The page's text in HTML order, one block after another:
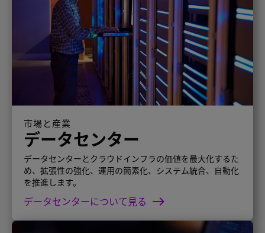
市場と産業
データセンター
データセンターとクラウドインフラの価値を最大化するた
め、拡張性の強化、運用の簡素化、システム統合、自動化
を推進します。
データセンターについて見る